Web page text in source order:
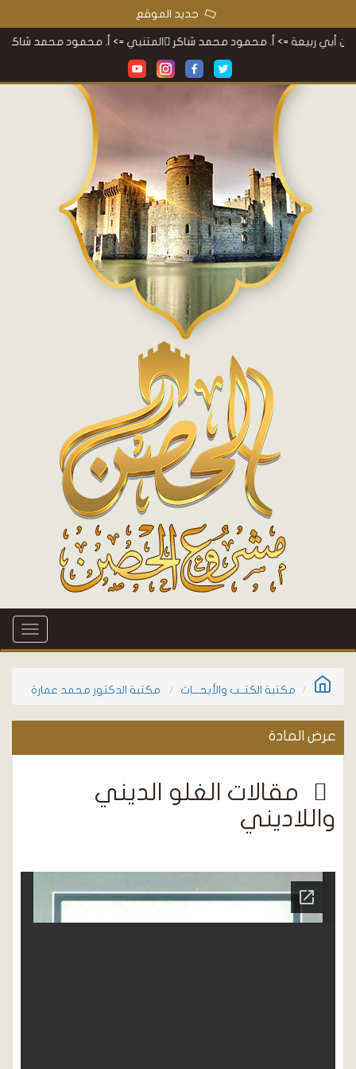
جديد الموقع
المتنبي=> أ. محمود محمد شاكر ربيعة => أ. محمود محمد شاكر
مكتبة الكتــب والأبحـــاث مكتبة الدكتور محمد عمارة
عرض المادة
مقالات الغلو الديني
واللاديني